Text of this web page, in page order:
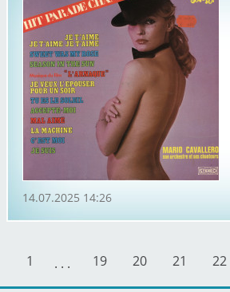
14.07.2025 14:26
1 . . . 19 20 21 22